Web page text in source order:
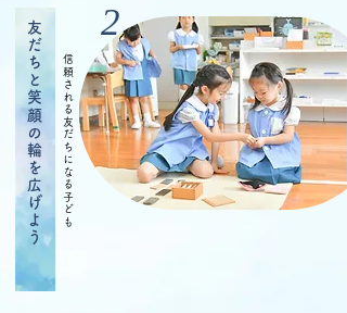
友だちと笑顔の輪を広げよう​信頼される友だちになる子ども
2